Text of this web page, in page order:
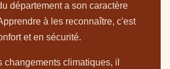
département a son caractère
à les reconnaître, c'est
et en sécurité.
changements climatiques, il